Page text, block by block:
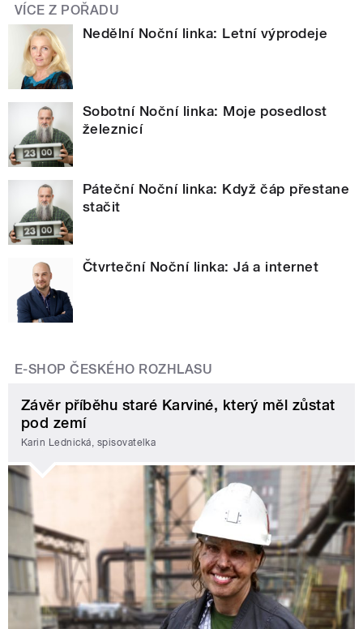
VÍCE Z POŘADU
Nedělní Noční linka: Letní výprodeje
Sobotní Noční linka: Moje posedlost
železnicí
Páteční Noční linka: Když čáp přestane
stačit
Čtvrteční Noční linka: Já a internet
E-SHOP ČESKÉHO ROZHLASU
Závěr příběhu staré Karviné, který měl zůstat
pod zemí
Karin Lednická, spisovatelka